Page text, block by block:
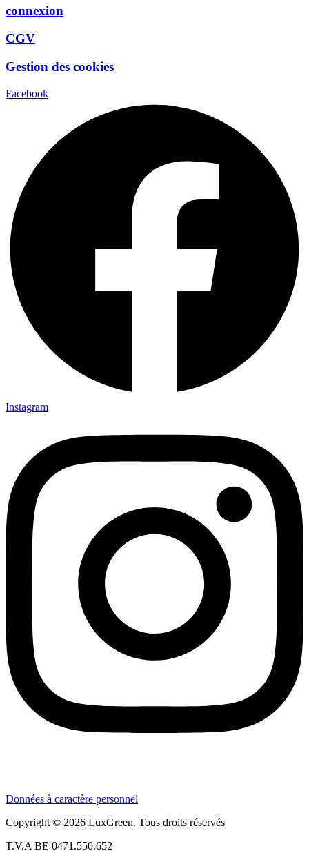
connexion
CGV
Gestion des cookies
Facebook
Instagram
Données à caractère personnel
Copyright © 2026 LuxGreen. Tous droits réservés
T.V.A BE 0471.550.652